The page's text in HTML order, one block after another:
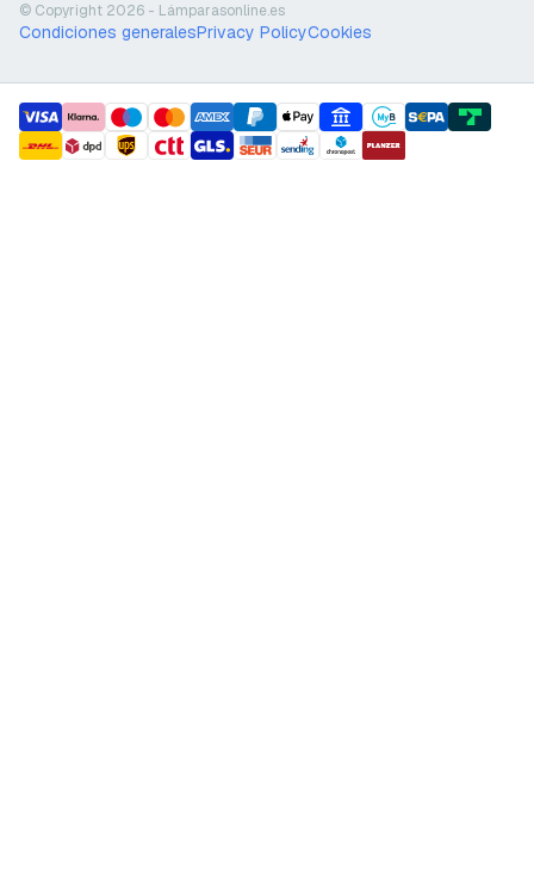
© Copyright 2026 - Lámparasonline.es
Condiciones generalesPrivacy PolicyCookies
payment methods
shipment methods